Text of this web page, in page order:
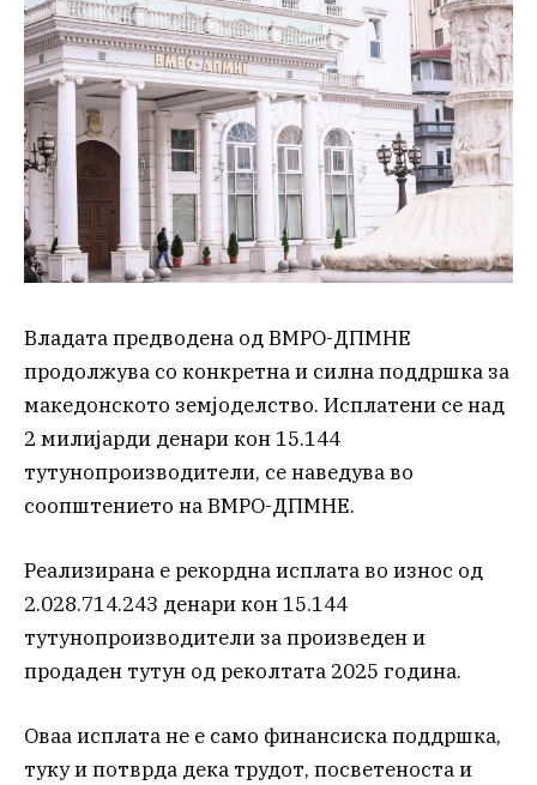
Владата предводена од ВМРО-ДПМНЕ
продолжува со конкретна и силна поддршка за
македонското земјоделство. Исплатени се над
2 милијарди денари кон 15.144
тутунопроизводители, се наведува во
соопштението на ВМРО-ДПМНЕ.
Реализирана е рекордна исплата во износ од
2.028.714.243 денари кон 15.144
тутунопроизводители за произведен и
продаден тутун од реколтата 2025 година.
Оваа исплата не е само финансиска поддршка,
туку и потврда дека трудот, посветеноста и